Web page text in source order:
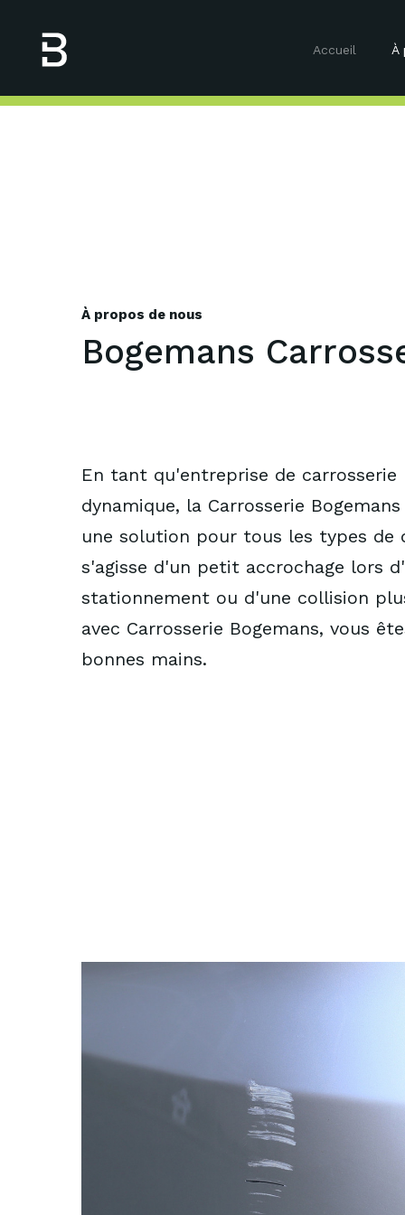
Accueil À
À propos de nous
Bogemans
En tant qu'entreprise de carrosserie
dynamique, la Carrosserie
une solution pour tous les types de
s'agisse d'un petit accrochage lors
stationnement ou d'une collision
avec Carrosserie Bogemans, vous
bonnes mains.